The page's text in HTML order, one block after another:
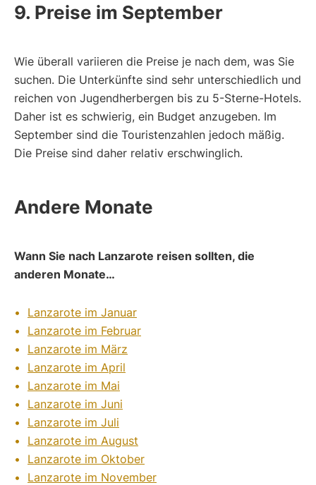
9. Preise im September
Wie überall variieren die Preise je nach dem, was Sie
suchen. Die Unterkünfte sind sehr unterschiedlich und
reichen von Jugendherbergen bis zu 5-Sterne-Hotels.
Daher ist es schwierig, ein Budget anzugeben. Im
September sind die Touristenzahlen jedoch mäßig.
Die Preise sind daher relativ erschwinglich.
Andere Monate
Wann Sie nach Lanzarote reisen sollten, die
anderen Monate…
Lanzarote im Januar
Lanzarote im Februar
Lanzarote im März
Lanzarote im April
Lanzarote im Mai
Lanzarote im Juni
Lanzarote im Juli
Lanzarote im August
Lanzarote im Oktober
Lanzarote im November